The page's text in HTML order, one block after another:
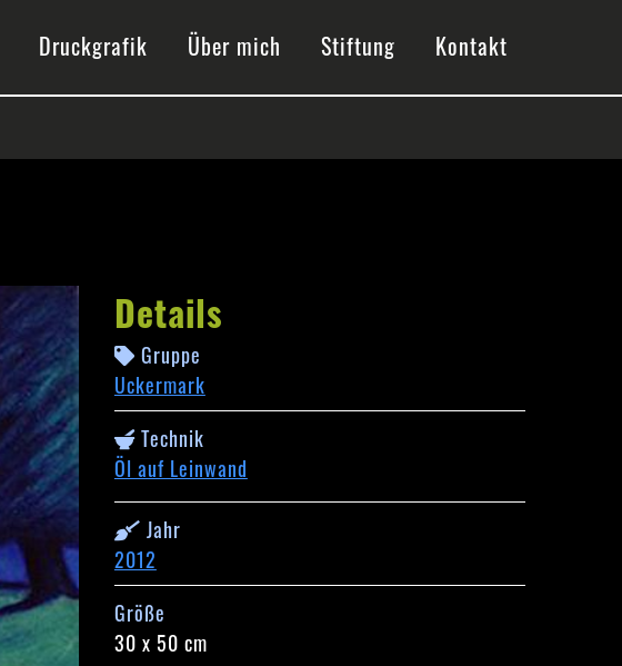
Druckgrafik Über mich Stiftung Kontakt
Details
Gruppe
Uckermark
Technik
Öl auf Leinwand
Jahr
2012
Größe
30 x 50 cm